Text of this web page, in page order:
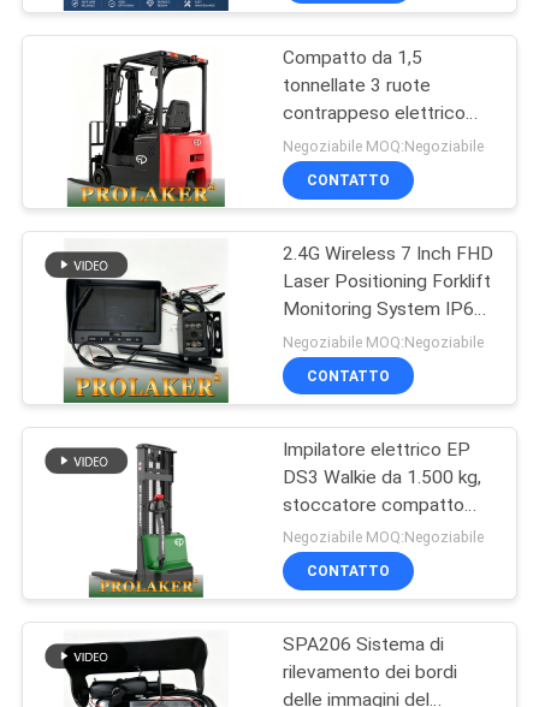
FATORY
CONTROLLO
QUALITÀ
CONTATTACI
NOTIZIE
MAPPA
INFORMATIVA
SULLA
Batteria della
trazione del carrello
elevatore
140
Carrello elevatore
caricabatterie
69
Connessione della
batteria del carrello
elevatore
27
Compatto da 1,5
tonnellate 3 ruote
contrappeso elettrico
carrello elevatore a
soffitto basso Cargo
Cargo Utilizzo Caricatore
Opportunità di ricarica
carrello elevatore
Negoziabile MOQ:Negoziabile
CONTATTO
2.4G Wireless 7 Inch FHD
Laser Positioning Forklift
Monitoring System IP68
Camera anti-collizione
impermeabile con
registrazione a loop
Negoziabile MOQ:Negoziabile
CONTATTO
Impilatore elettrico EP
DS3 Walkie da 1.500 kg,
stoccatore compatto
per corridoi stretti con
caricatore integrato
Negoziabile MOQ:Negoziabile
CONTATTO
SPA206 Sistema di
rilevamento dei bordi
delle immagini del